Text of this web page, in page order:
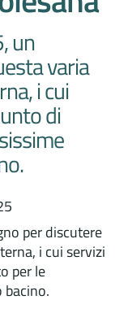
un
varia
i cui
di
per discutere
i cui servizi
per le